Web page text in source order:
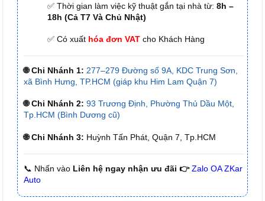
✅ Thời gian làm việc kỹ thuật gắn tại nhà từ: 8h –
18h (Cả T7 Và Chủ Nhật)
✅ Có xuất hóa đơn VAT cho Khách Hàng
🌐 Chi Nhánh 1: 277–279 Đường số 9A, KDC Trung Sơn,
xã Bình Hưng, TP.HCM (giáp khu Him Lam Quận 7)
🌐 Chi Nhánh 2: 93 Trương Định, Phường Thủ Dầu Một,
Tp.HCM (Bình Dương cũ)
🌐 Chi Nhánh 3: Huỳnh Tấn Phát, Quận 7, Tp.HCM
📞 Nhấn vào Liên hệ ngay nhận ưu đãi 👉 Zalo OA ZKar
Auto